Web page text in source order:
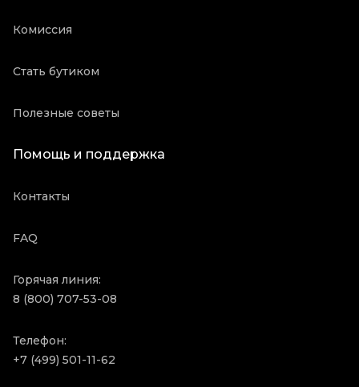
Комиссия
Стать бутиком
Полезные советы
Помощь и поддержка
Контакты
FAQ
Горячая линия:
8 (800) 707-53-08
Телефон:
+7 (499) 501-11-62